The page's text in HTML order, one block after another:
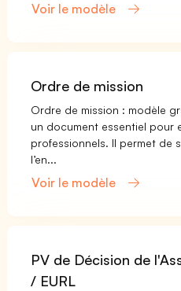
Voir le modèle
Ordre de mission
Ordre de mission : modèle
un document essentiel pour
professionnels. Il permet de
l’en...
Voir le modèle
PV de Décision de
/ EURL